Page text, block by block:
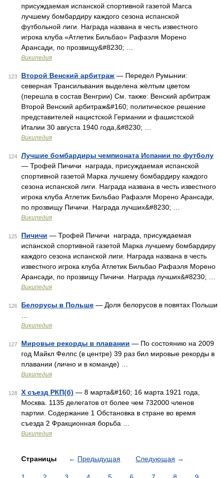
присуждаемая испанской спортивной газетой Marca
лучшему бомбардиру каждого сезона испанской
футбольной лиги. Награда названа в честь известного
игрока клуба «Атлетик Бильбао» Рафаэля Морено
Арансади, по прозвищу&#8230; …
Википедия
123 Второй Венский арбитраж — Передел Румынии:
северная Трансильвания выделена жёлтым цветом
(перешла в состав Венгрии) См. также: Венский арбитраж
Второй Венский арбитраж&#160; политическое решение
представителей нацистской Германии и фашистской
Италии 30 августа 1940 года,&#8230; …
Википедия
124
Лучшие бомбардиры чемпионата Испании по футболу
— Трофей Пичичи награда, присуждаемая испанской
спортивной газетой Марка лучшему бомбардиру каждого
сезона испанской лиги. Награда названа в честь известного
игрока клуба Атлетик Бильбао Рафаэля Морено Арансади,
по прозвищу Пичичи. Награда лучших&#8230; …
Википедия
125 Пичичи — Трофей Пичичи награда, присуждаемая
испанской спортивной газетой Марка лучшему бомбардиру
каждого сезона испанской лиги. Награда названа в честь
известного игрока клуба Атлетик Бильбао Рафаэля Морено
Арансади, по прозвищу Пичичи. Награда лучших&#8230; …
Википедия
126 Белорусы в Польше — Доля белорусов в повятах Польши
Википедия
127 Мировые рекорды в плавании — По состоянию на 2009
год Майкл Фелпс (в центре) 39 раз бил мировые рекорды в
плавании (лично и в команде) …
Википедия
128 X съезд РКП(б) — 8 марта&#160; 16 марта 1921 года,
Москва. 1135 делегатов от более чем 732000 членов
партии. Содержание 1 Обстановка в стране во время
съезда 2 Фракционная борьба …
Википедия
Страницы ← Предыдущая Следующая →